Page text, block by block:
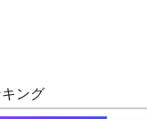
ング